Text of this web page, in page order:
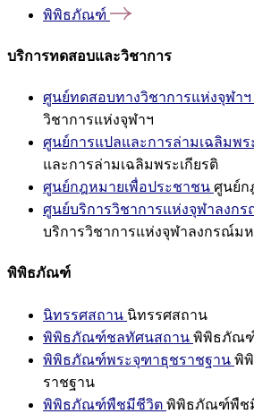
พิพิธภัณฑ์
บริการทดสอบและวิชาการ
ศูนย์ทดสอบทางวิชาการแห่งจุฬาฯ
วิชาการแห่งจุฬาฯ
ศูนย์การแปลและการล่ามเฉลิมพร
และการล่ามเฉลิมพระเกียรติ
ศูนย์กฎหมายเพื่อประชาชน ศูนย์ก
ศูนย์บริการวิชาการแห่งจุฬาลงก
บริการวิชาการแห่งจุฬาลงกรณ์ม
พิพิธภัณฑ์
นิทรรศสถาน นิทรรศสถาน
พิพิธภัณฑ์ชลทัศนสถาน พิพิธภัณ
พิพิธภัณฑ์พระจุฑาธุชราชฐาน พิ
ราชฐาน
พิพิธภัณฑ์พืชมีชีวิต พิพิธภัณฑ์พืช